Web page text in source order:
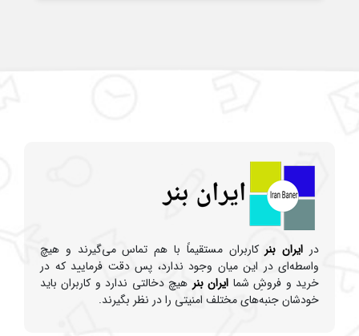
در ایران بنر کاربران مستقیماً با هم تماس می‌گیرند و هیچ
واسطه‌ای در این میان وجود ندارد، پس دقت فرمایید که در
خرید و فروشِ شما ایران بنر هیچ دخالتی ندارد و کاربران باید
خودشان جنبه‌های مختلف امنیتی را در نظر بگیرند.